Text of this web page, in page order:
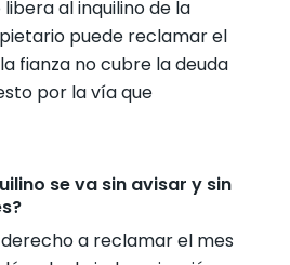
al inquilino de la
puede reclamar el
fianza no cubre la deuda
por la vía que
se va sin avisar y sin
a reclamar el mes